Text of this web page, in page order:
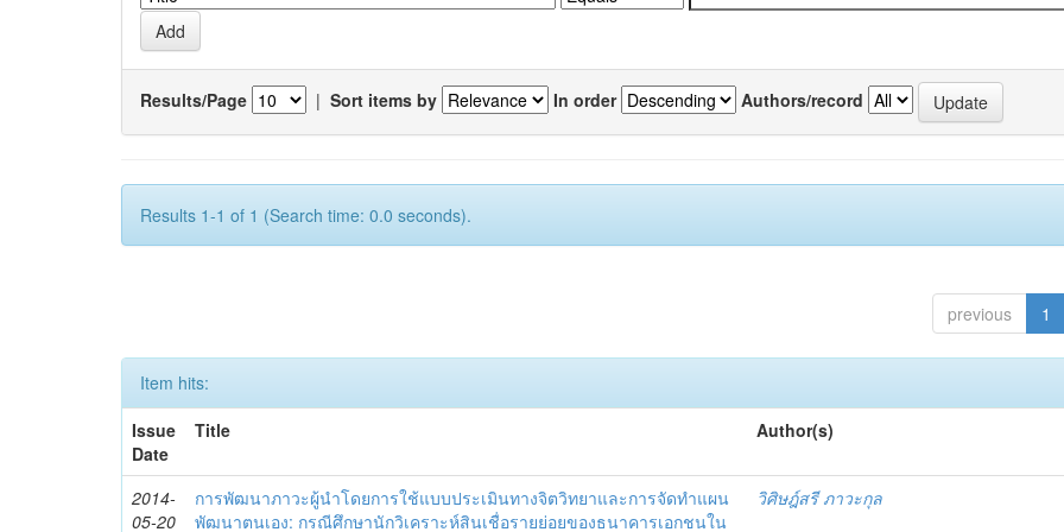
Results/Page | Sort items by In order Authors/record
Results 1-1 of 1 (Search time: 0.0 seconds).
previous 1
Item hits:
Issue
Date
Title Author(s)
2014-
05-20
การพัฒนาภาวะผู้นำโดยการใช้แบบประเมินทางจิตวิทยาและการจัดทำแผน
พัฒนาตนเอง: กรณีศึกษานักวิเคราะห์สินเชื่อรายย่อยของธนาคารเอกชนใน
วิศิษฎ์สรี ภาวะกุล